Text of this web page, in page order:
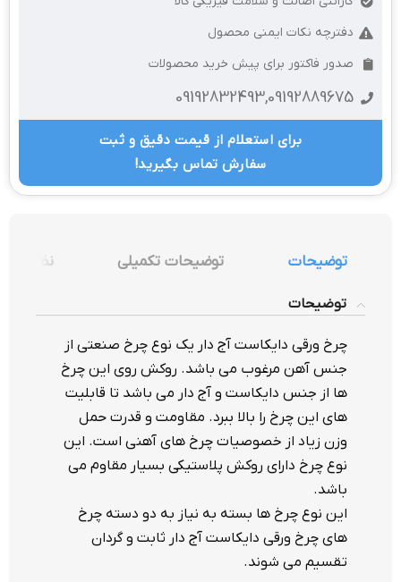
دفترچه نکات ایمنی محصول
صدور فاکتور برای پیش خرید محصولات
09192832493,09192889675
برای استعلام از قیمت دقیق و ثبت
سفارش تماس بگیرید!
توضیحات توضیحات تکمیلی نظرات (0)
توضیحات
چرخ ورقی دایکاست آج دار یک نوع چرخ صنعتی از
جنس آهن مرغوب می باشد. روکش روی این چرخ
ها از جنس دایکاست و آج دار می باشد تا قابلیت
های این چرخ را بالا ببرد. مقاومت و قدرت حمل
وزن زیاد از خصوصیات چرخ های آهنی است. این
نوع چرخ دارای روکش پلاستیکی بسیار مقاوم می
باشد.
این نوع چرخ ها بسته به نیاز به دو دسته چرخ
های چرخ ورقی دایکاست آج دار ثابت و گردان
تقسیم می شوند.